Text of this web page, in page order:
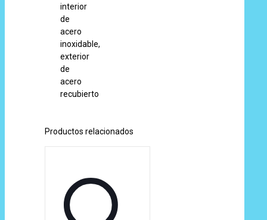
interior
de
acero
inoxidable,
exterior
de
acero
recubierto
Productos relacionados